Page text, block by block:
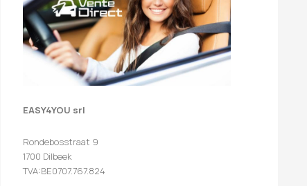
EASY4YOU srl
Rondebosstraat 9
1700 Dilbeek
TVA:BE0707.767.824